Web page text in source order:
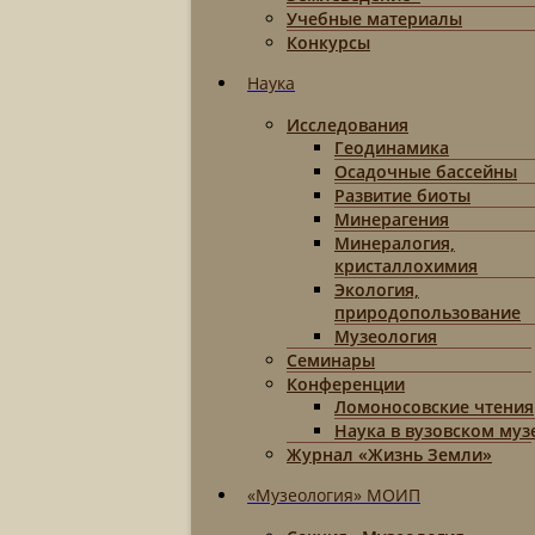
Учебные материалы
Конкурсы
Наука
Исследования
Геодинамика
Осадочные бассейны
Развитие биоты
Минерагения
Минералогия,
кристаллохимия
Экология,
природопользование
Музеология
Семинары
Конференции
Ломоносовские чтения
Наука в вузовском
Журнал «Жизнь Земли»
«Музеология» МОИП